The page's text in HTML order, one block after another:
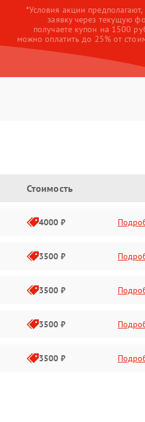
*Условия акции предполагают,
заявку через текущую
получаете купон на 1500
можно оплатить до 25% от
Стоимость
4000 ₽
3500 ₽
3500 ₽
3500 ₽
3500 ₽